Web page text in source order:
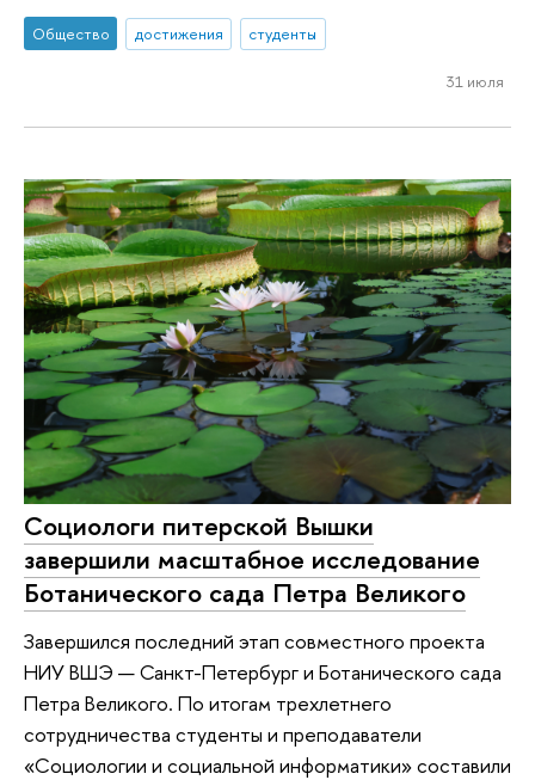
Общество достижения студенты
31 июля
Социологи питерской Вышки
завершили масштабное исследование
Ботанического сада Петра Великого
Завершился последний этап совместного проекта
НИУ ВШЭ — Санкт-Петербург и Ботанического сада
Петра Великого. По итогам трехлетнего
сотрудничества студенты и преподаватели
«Социологии и социальной информатики» составили